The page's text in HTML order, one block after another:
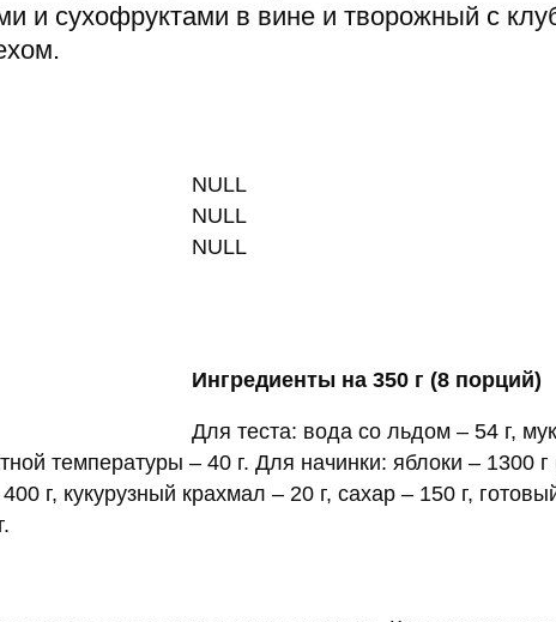
и сухофруктами в вине и творожный с
NULL
NULL
NULL
Ингредиенты на 350 г (8 порций)
Для теста: вода со льдом – 54 г,
температуры – 40 г. Для начинки: яблоки – 1300
г, кукурузный крахмал – 20 г, сахар – 150 г,